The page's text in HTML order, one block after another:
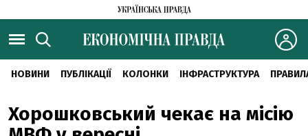
НОВИНИ ПУБЛІКАЦІЇ КОЛОНКИ ІНФРАСТРУКТУРА
Хорошковський чекає на місію